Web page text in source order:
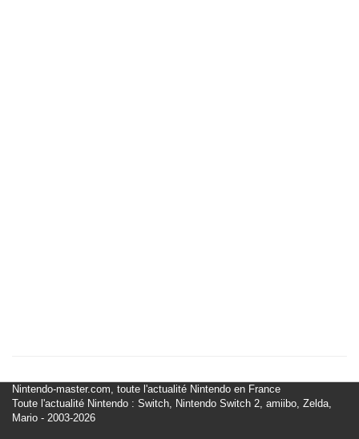
Nintendo-master.com, toute l'actualité Nintendo en France
Toute l'actualité Nintendo : Switch, Nintendo Switch 2, amiibo, Zelda,
Mario - 2003-2026